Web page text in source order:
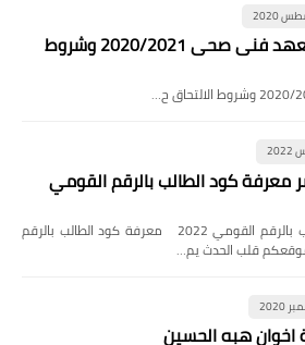
تنسيق معهد فنى صحى 2020/2021 وشروط
معرفة كود الطالب بالرقم القومي
رابط مباشر معرفة كود الطالب بالرقم القومي 2022 معرفة كود الطالب بالرقم
هبه الحسين